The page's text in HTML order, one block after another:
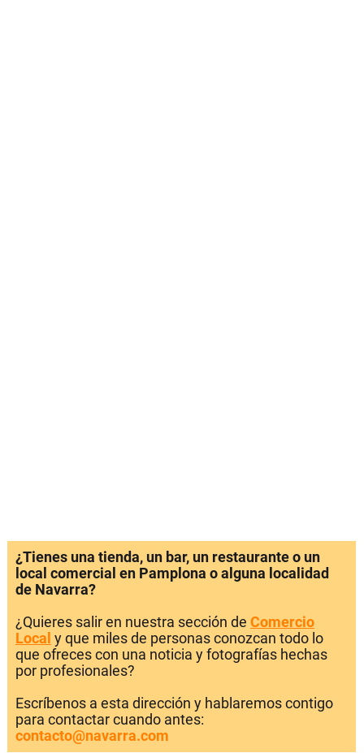
¿Tienes una tienda, un bar, un restaurante o un
local comercial en Pamplona o alguna localidad
de Navarra?
¿Quieres salir en nuestra sección de Comercio
Local y que miles de personas conozcan todo lo
que ofreces con una noticia y fotografías hechas
por profesionales?
Escríbenos a esta dirección y hablaremos contigo
para contactar cuando antes:
contacto@navarra.com